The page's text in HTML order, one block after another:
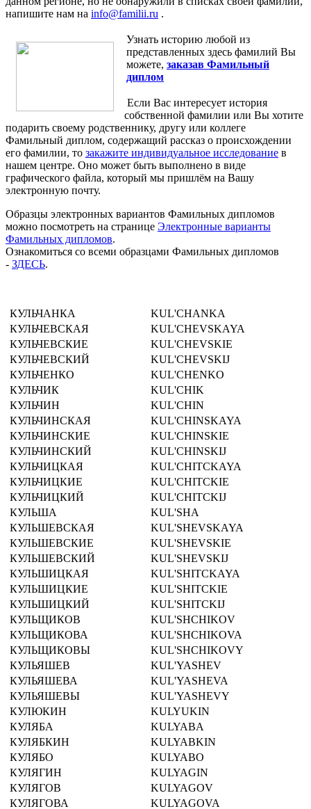
напишите нам на info@familii.ru .
Узнать историю любой из
представленных здесь фамилий Вы
можете, заказав Фамильный
диплом
Если Вас интересует история
собственной фамилии или Вы хотите
подарить своему родственнику, другу или коллеге
Фамильный диплом, содержащий рассказ о происхождении
его фамилии, то закажите индивидуальное исследование в
нашем центре. Оно может быть выполнено в виде
графического файла, который мы пришлём на Вашу
электронную почту.
Образцы электронных вариантов Фамильных дипломов
можно посмотреть на странице Электронные варианты
Фамильных дипломов.
Ознакомиться со всеми образцами Фамильных дипломов
- ЗДЕСЬ.
КУЛЬЧАНКА
KUL'CHANKA
КУЛЬЧЕВСКАЯ
KUL'CHEVSKAYA
КУЛЬЧЕВСКИЕ
KUL'CHEVSKIE
КУЛЬЧЕВСКИЙ
KUL'CHEVSKIJ
КУЛЬЧЕНКО
KUL'CHENKO
КУЛЬЧИК
KUL'CHIK
КУЛЬЧИН
KUL'CHIN
КУЛЬЧИНСКАЯ
KUL'CHINSKAYA
КУЛЬЧИНСКИЕ
KUL'CHINSKIE
КУЛЬЧИНСКИЙ
KUL'CHINSKIJ
КУЛЬЧИЦКАЯ
KUL'CHITCKAYA
КУЛЬЧИЦКИЕ
KUL'CHITCKIE
КУЛЬЧИЦКИЙ
KUL'CHITCKIJ
КУЛЬША
KUL'SHA
КУЛЬШЕВСКАЯ
KUL'SHEVSKAYA
КУЛЬШЕВСКИЕ
KUL'SHEVSKIE
КУЛЬШЕВСКИЙ
KUL'SHEVSKIJ
КУЛЬШИЦКАЯ
KUL'SHITCKAYA
КУЛЬШИЦКИЕ
KUL'SHITCKIE
КУЛЬШИЦКИЙ
KUL'SHITCKIJ
КУЛЬЩИКОВ
KUL'SHCHIKOV
КУЛЬЩИКОВА
KUL'SHCHIKOVA
КУЛЬЩИКОВЫ
KUL'SHCHIKOVY
КУЛЬЯШЕВ
KUL'YASHEV
КУЛЬЯШЕВА
KUL'YASHEVA
КУЛЬЯШЕВЫ
KUL'YASHEVY
КУЛЮКИН
KULYUKIN
КУЛЯБА
KULYABA
КУЛЯБКИН
KULYABKIN
КУЛЯБО
KULYABO
КУЛЯГИН
KULYAGIN
КУЛЯГОВ
KULYAGOV
КУЛЯГОВА
KULYAGOVA